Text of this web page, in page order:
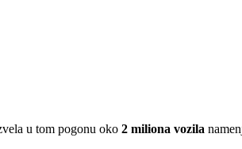
u tom pogonu oko 2 miliona vozila